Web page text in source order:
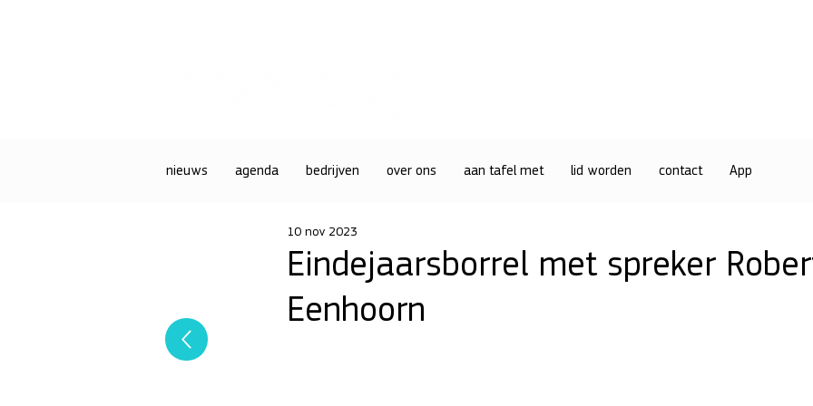
nieuws agenda bedrijven over ons aan tafel met lid worden contact App
Eindejaarsborrel met spreker
Eenhoorn
10 nov 2023